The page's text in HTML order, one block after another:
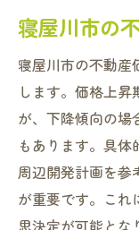
寝屋川市の
寝屋川市の不動産
します。価格上
が、下降傾向の場
もあります。具
周辺開発計画を参
が重要です。これ
思決定が可能とな